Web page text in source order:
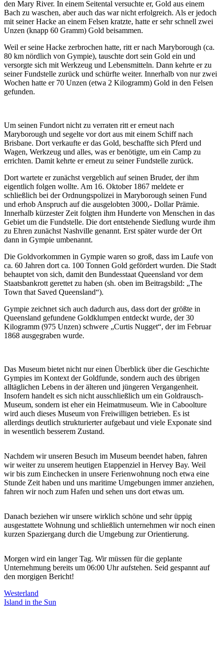
den Mary River. In einem Seitental versuchte er, Gold aus einem
Bach zu waschen, aber auch das war nicht erfolgreich. Als er jedoch
mit seiner Hacke an einem Felsen kratzte, hatte er sehr schnell zwei
Unzen (knapp 60 Gramm) Gold beisammen.
Weil er seine Hacke zerbrochen hatte, ritt er nach Maryborough (ca.
80 km nördlich von Gympie), tauschte dort sein Gold ein und
versorgte sich mit Werkzeug und Lebensmitteln. Dann kehrte er zu
seiner Fundstelle zurück und schürfte weiter. Innerhalb von nur zwei
Wochen hatte er 70 Unzen (etwa 2 Kilogramm) Gold in den Felsen
gefunden.
Um seinen Fundort nicht zu verraten ritt er erneut nach
Maryborough und segelte vor dort aus mit einem Schiff nach
Brisbane. Dort verkaufte er das Gold, beschaffte sich Pferd und
Wagen, Werkzeug und alles, was er benötigte, um ein Camp zu
errichten. Damit kehrte er erneut zu seiner Fundstelle zurück.
Dort wartete er zunächst vergeblich auf seinen Bruder, der ihm
eigentlich folgen wollte. Am 16. Oktober 1867 meldete er
schließlich bei der Ordnungspolizei in Maryborough seinen Fund
und erhob Anspruch auf die ausgelobten 3000,- Dollar Prämie.
Innerhalb kürzester Zeit folgten ihm Hunderte von Menschen in das
Gebiet um die Fundstelle. Die dort entstehende Siedlung wurde ihm
zu Ehren zunächst Nashville genannt. Erst später wurde der Ort
dann in Gympie umbenannt.
Die Goldvorkommen in Gympie waren so groß, dass im Laufe von
ca. 60 Jahren dort ca. 100 Tonnen Gold gefördert wurden. Die Stadt
behauptet von sich, damit den Bundesstaat Queensland vor dem
Staatsbankrott gerettet zu haben (sh. oben im Beitragsbild: „The
Town that Saved Queensland“).
Gympie zeichnet sich auch dadurch aus, dass dort der größte in
Queensland gefundene Goldklumpen entdeckt wurde, der 30
Kilogramm (975 Unzen) schwere „Curtis Nugget“, der im Februar
1868 ausgegraben wurde.
Das Museum bietet nicht nur einen Überblick über die Geschichte
Gympies im Kontext der Goldfunde, sondern auch des übrigen
alltäglichen Lebens in der älteren und jüngeren Vergangenheit.
Insofern handelt es sich nicht ausschließlich um ein Goldrausch-
Museum, sondern ist eher ein Heimatmuseum. Wie in Caboolture
wird auch dieses Museum von Freiwilligen betrieben. Es ist
allerdings deutlich strukturierter aufgebaut und viele Exponate sind
in wesentlich besserem Zustand.
Nachdem wir unseren Besuch im Museum beendet haben, fahren
wir weiter zu unserem heutigen Etappenziel in Hervey Bay. Weil
wir bis zum Einchecken in unsere Ferienwohnung noch etwa eine
Stunde Zeit haben und uns maritime Umgebungen immer anziehen,
fahren wir noch zum Hafen und sehen uns dort etwas um.
Danach beziehen wir unsere wirklich schöne und sehr üppig
ausgestattete Wohnung und schließlich unternehmen wir noch einen
kurzen Spaziergang durch die Umgebung zur Orientierung.
Morgen wird ein langer Tag. Wir müssen für die geplante
Unternehmung bereits um 06:00 Uhr aufstehen. Seid gespannt auf
den morgigen Bericht!
Beitragsnavigation
Westerland
Island in the Sun